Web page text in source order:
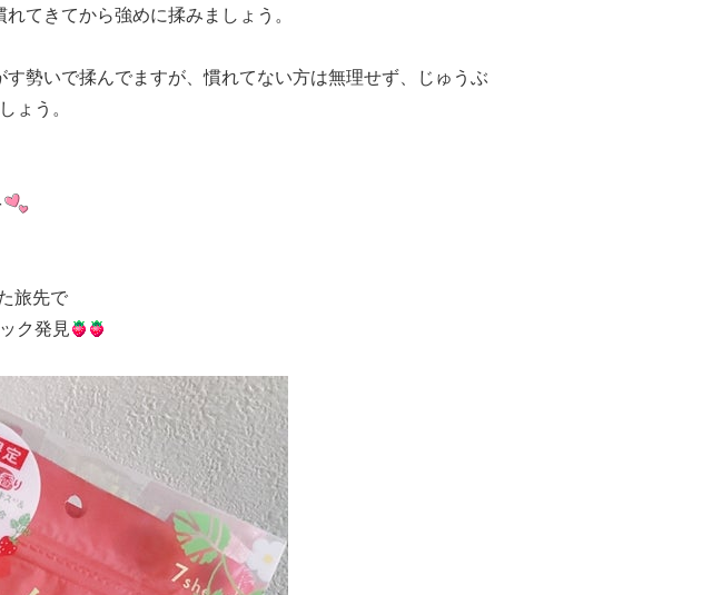
てきてから強めに揉みましょう。
勢いで揉んでますが、慣れてない方は無理せず、じゅうぶ
ょう。
旅先で
ク発見